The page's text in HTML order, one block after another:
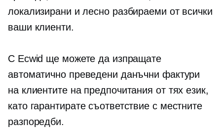
локализирани и лесно разбираеми от всички
ваши клиенти.
С Ecwid ще можете да изпращате
автоматично преведени данъчни фактури
на клиентите на предпочитания от тях език,
като гарантирате съответствие с местните
разпоредби.